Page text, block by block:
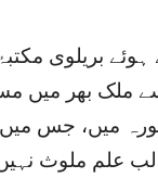
بریلوی
ملک بھر میں
میں، جس
کے طالب علم ملوث